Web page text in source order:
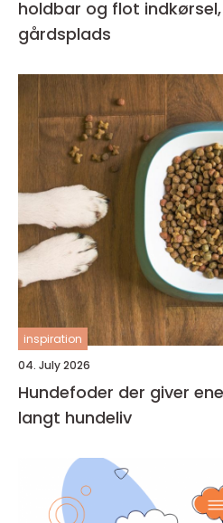
holdbar og flot
gårdsplads
inspiration
04. July 2026
Hundefoder der giver
langt hundeliv